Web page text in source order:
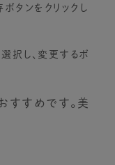
タンをクリックし
択し、変更するボ
すすめです。美